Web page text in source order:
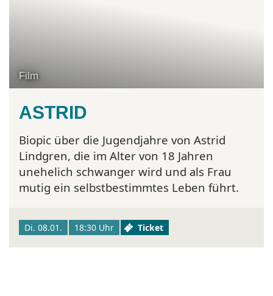
Film
ASTRID
Biopic über die Jugendjahre von Astrid
Lindgren, die im Alter von 18 Jahren
unehelich schwanger wird und als Frau
mutig ein selbstbestimmtes Leben führt.
Di. 08.01. 18:30 Uhr Ticket